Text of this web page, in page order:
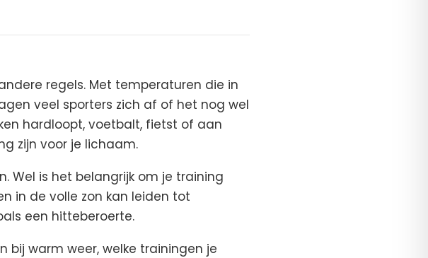
regels. Met temperaturen die in
veel sporters zich af of het nog wel
hardloopt, voetbalt, fietst of aan
zijn voor je lichaam.
Wel is het belangrijk om je training
in de volle zon kan leiden tot
een hitteberoerte.
bij warm weer, welke trainingen je